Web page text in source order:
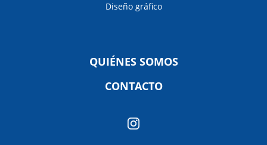
Diseño gráfico
QUIÉNES SOMOS
CONTACTO